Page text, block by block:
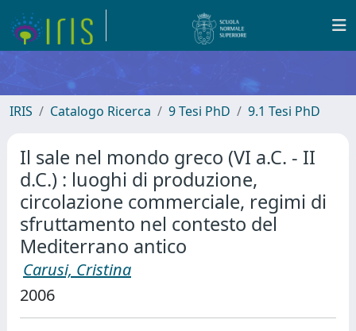
IRIS Catalogo Ricerca 9 Tesi PhD 9.1 Tesi PhD
Il sale nel mondo greco (VI a.C. - II
d.C.) : luoghi di produzione,
circolazione commerciale, regimi di
sfruttamento nel contesto del
Mediterrano antico
Carusi, Cristina
2006